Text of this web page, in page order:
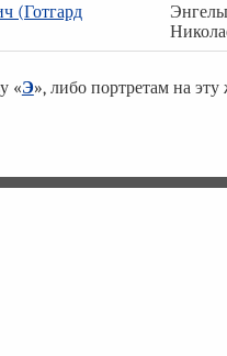
(Готгард
«Э», либо портретам на эту